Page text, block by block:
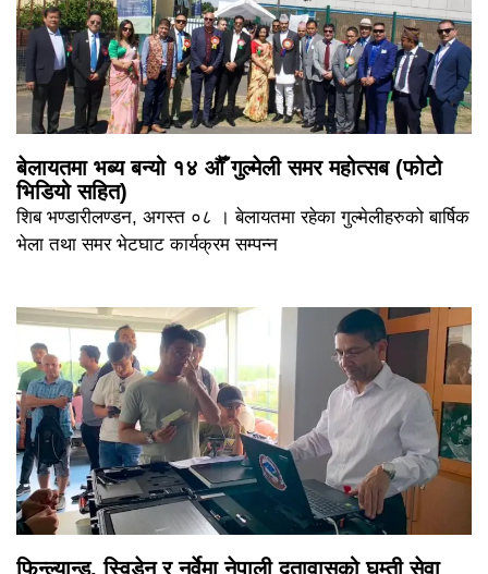
बेलायतमा भब्य बन्यो १४ औँ गुल्मेली समर महोत्सब (फोटो
भिडियो सहित)
शिब भण्डारीलण्डन, अगस्त ०८ । बेलायतमा रहेका गुल्मेलीहरुको बार्षिक
भेला तथा समर भेटघाट कार्यक्रम सम्पन्न
फिन्ल्यान्ड, स्विडेन र नर्वेमा नेपाली दुतावासको घुम्ती सेवा